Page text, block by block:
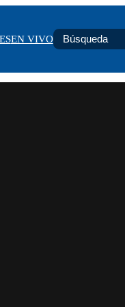
EN VIVO